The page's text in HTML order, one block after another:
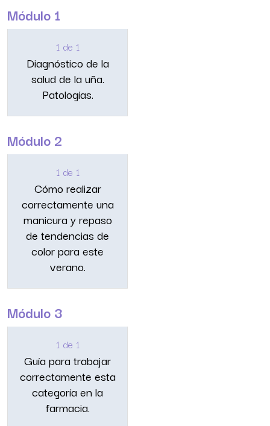
Módulo 1
1 de 1
Diagnóstico de la
salud de la uña.
Patologías.
Módulo 2
1 de 1
Cómo realizar
correctamente una
manicura y repaso
de tendencias de
color para este
verano.
Módulo 3
1 de 1
Guía para trabajar
correctamente esta
categoría en la
farmacia.